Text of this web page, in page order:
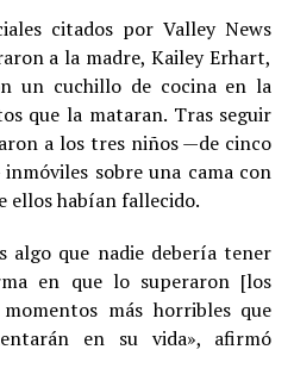
citados por Valley News
a la madre, Kailey Erhart,
un cuchillo de cocina en la
que la mataran. Tras seguir
a los tres niños —de cinco
sobre una cama con
ellos habían fallecido.
algo que nadie debería tener
en que lo superaron [los
más horribles que
en su vida», afirmó